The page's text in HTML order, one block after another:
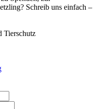
Schreib uns einfach –
Tierschutz